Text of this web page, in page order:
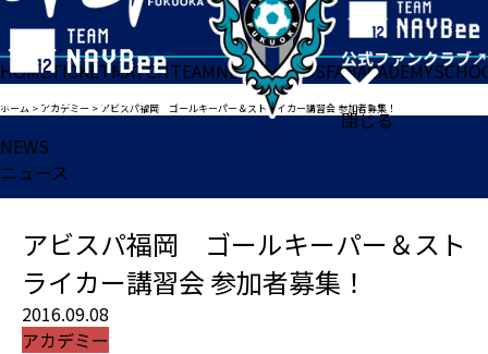
閉じる
HOMETICKETMATCHTEAMNEWSGOODSFANACADEMY
ホーム > アカデミー > アビスパ福岡 ゴールキーパー＆ストライカー講習会 参加者募集！
NEWS
ニュース
アビスパ福岡 ゴールキーパー＆スト
ライカー講習会 参加者募集！
2016.09.08
アカデミー